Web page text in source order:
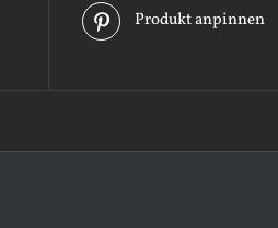
Produkt anpinnen